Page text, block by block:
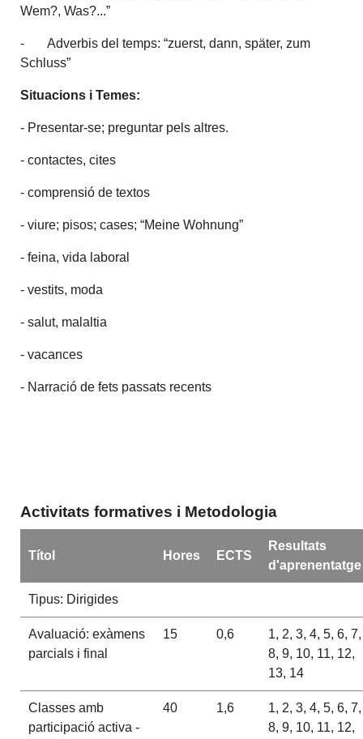
Wem?, Was?...”
- Adverbis del temps: “zuerst, dann, später, zum
Schluss”
Situacions i Temes:
- Presentar-se; preguntar pels altres.
- contactes, cites
- comprensió de textos
- viure; pisos; cases; “Meine Wohnung”
- feina, vida laboral
- vestits, moda
- salut, malaltia
- vacances
- Narració de fets passats recents
Activitats formatives i Metodologia
Títol Hores ECTS
Resultats
d'aprenentatge
Tipus: Dirigides
Avaluació: exàmens
parcials i final
15 0,6
1, 2, 3, 4, 5, 6, 7,
8, 9, 10, 11, 12,
13, 14
Classes amb
participació activa -
40 1,6
1, 2, 3, 4, 5, 6, 7,
8, 9, 10, 11, 12,